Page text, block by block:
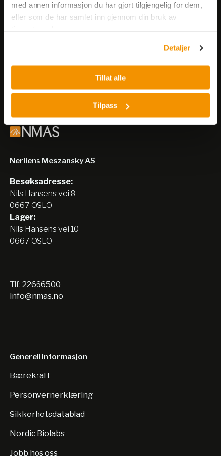
med annen informasjon du har gjort tilgjengelig for dem,
eller som de har samlet inn gjennom din bruk av
Detaljer
Tillat alle
Tilpass
Meld deg på vårt nyhetsbrev!
Meld på nyhetsbrev
Nerliens Meszansky AS
Besøksadresse:
Nils Hansens vei 8
0667 OSLO
Lager:
Nils Hansens vei 10
0667 OSLO
Tlf: 22666500
info@nmas.no
Generell informasjon
Bærekraft
Personvernerklæring
Sikkerhetsdatablad
Nordic Biolabs
Jobb hos oss